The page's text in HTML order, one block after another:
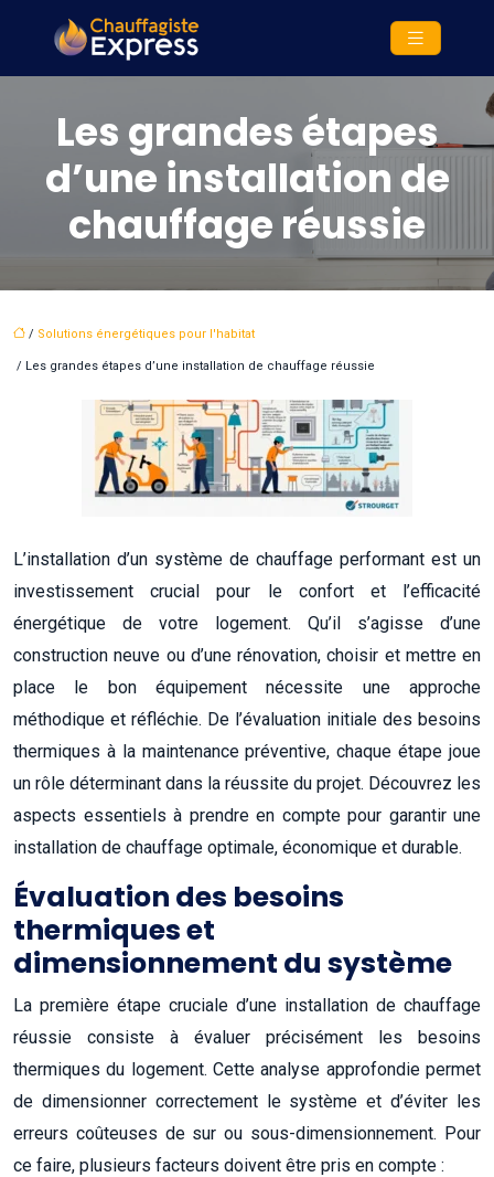
Les grandes étapes
d’une installation de
chauffage réussie
/ Solutions énergétiques pour l'habitat
/ Les grandes étapes d’une installation de chauffage réussie
L’installation d’un système de chauffage performant est un
investissement crucial pour le confort et l’efficacité
énergétique de votre logement. Qu’il s’agisse d’une
construction neuve ou d’une rénovation, choisir et mettre en
place le bon équipement nécessite une approche
méthodique et réfléchie. De l’évaluation initiale des besoins
thermiques à la maintenance préventive, chaque étape joue
un rôle déterminant dans la réussite du projet. Découvrez les
aspects essentiels à prendre en compte pour garantir une
installation de chauffage optimale, économique et durable.
Évaluation des besoins
thermiques et
dimensionnement du système
La première étape cruciale d’une installation de chauffage
réussie consiste à évaluer précisément les besoins
thermiques du logement. Cette analyse approfondie permet
de dimensionner correctement le système et d’éviter les
erreurs coûteuses de sur ou sous-dimensionnement. Pour
ce faire, plusieurs facteurs doivent être pris en compte :